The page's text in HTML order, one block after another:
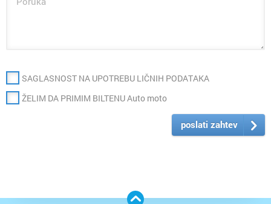
SAGLASNOST NA UPOTREBU LIČNIH PODATAKA
ŽELIM DA PRIMIM BILTENU Auto moto
poslati zahtev